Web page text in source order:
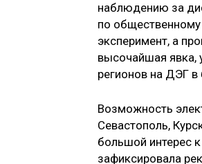
наблюдению за
по
эксперимент, а
высочайшая явка,
регионов на ДЭГ
Возможность
Севастополь,
большой интерес
зафиксировала